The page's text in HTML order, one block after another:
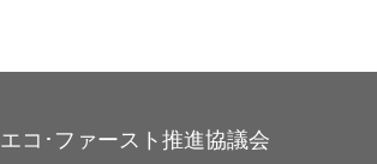
エコ･ファースト推進協議会